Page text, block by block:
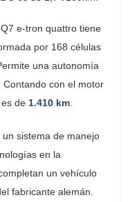
e-tron quattro tiene
por 168 células
una autonomía
con el motor
de 1.410 km
sistema de manejo
en la
un vehículo
fabricante alemán.